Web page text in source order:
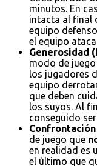
minutos. En
intacta al final
equipo
el equipo
Generosidad
modo de
los jugadores
equipo
que deben
los suyos. Al
conseguido
de juego que
en realidad es
el último que